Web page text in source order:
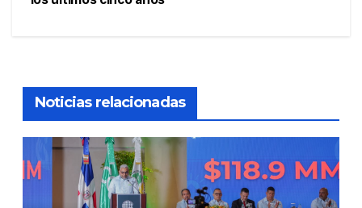
Noticias relacionadas